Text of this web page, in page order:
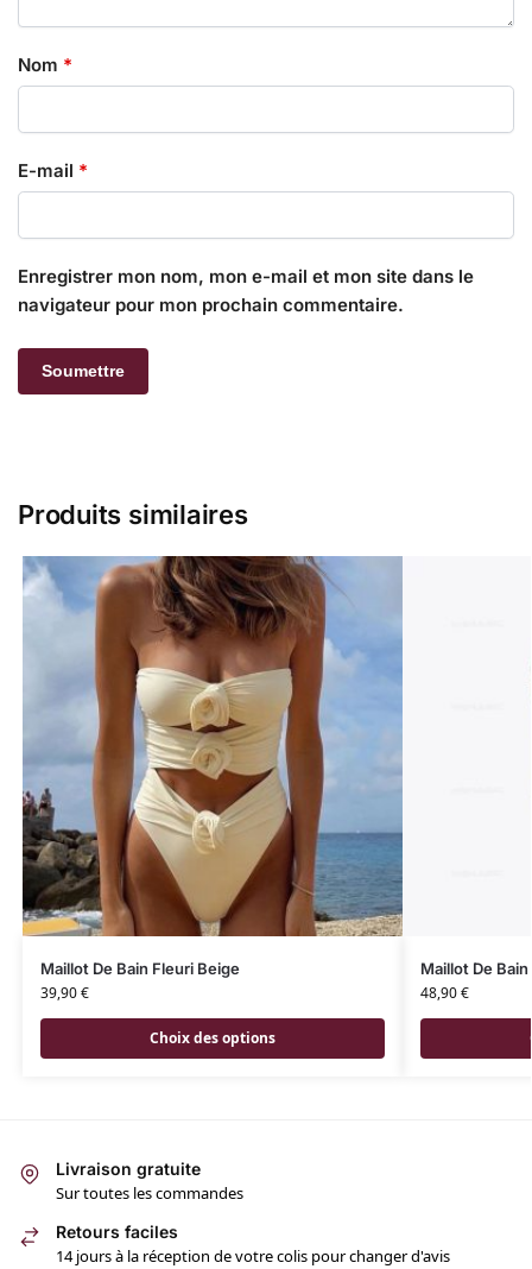
Nom *
E-mail *
Enregistrer mon nom, mon e-mail et mon site dans le
navigateur pour mon prochain commentaire.
Produits similaires
Maillot De Bain Fleuri Beige
39,90€
Choix des options
Maillot De
48,90€
Livraison gratuite
Sur toutes les commandes
Retours faciles
14 jours à la réception de votre colis pour changer d'avis